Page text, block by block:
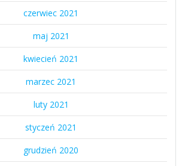
czerwiec 2021
maj 2021
kwiecień 2021
marzec 2021
luty 2021
styczeń 2021
grudzień 2020